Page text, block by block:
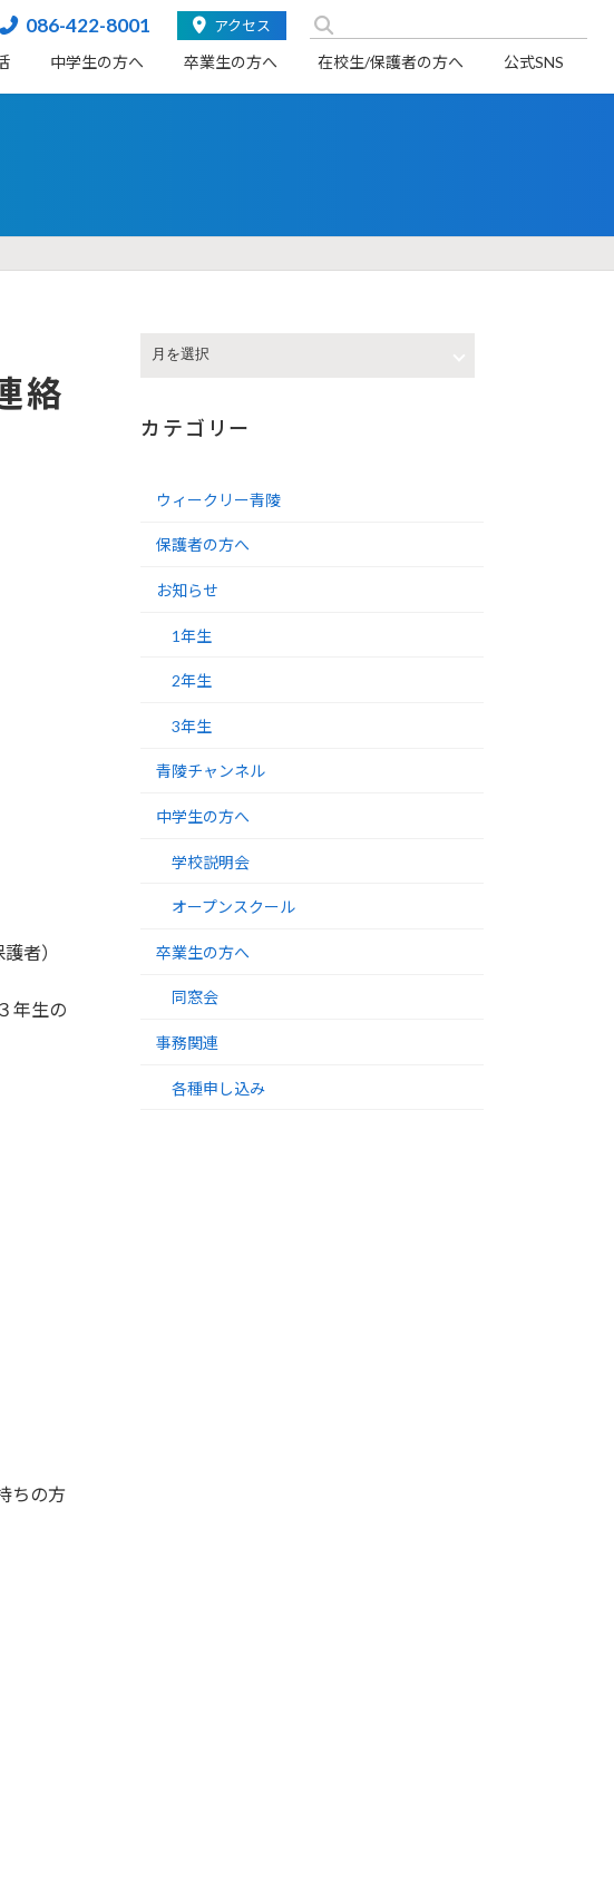
086-422-8001 アクセス
検
索:
中学生の方へ 卒業生の方へ 在校生/保護者の方へ 公式SNS
絡
者）
年生の
ちの方
カテゴリー
ウィークリー青陵
保護者の方へ
お知らせ
1年生
2年生
3年生
青陵チャンネル
中学生の方へ
学校説明会
オープンスクール
卒業生の方へ
同窓会
事務関連
各種申し込み